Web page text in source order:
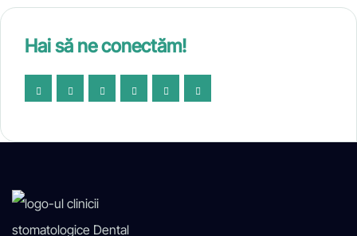
Hai să ne conectăm!